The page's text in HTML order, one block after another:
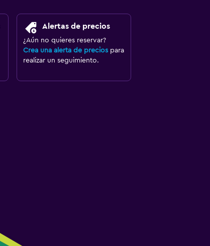
Alertas de precios
¿Aún no quieres reservar?
Crea una alerta de preciospara
realizar un seguimiento.